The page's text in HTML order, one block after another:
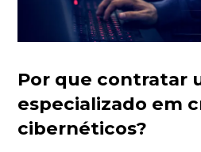
Por que contratar
especializado em
cibernéticos?